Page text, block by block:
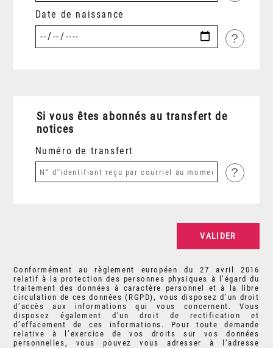
Date de naissance
?
Si vous êtes abonnés au transfert de
notices
Numéro de transfert
?
Conformément au règlement européen du 27 avril 2016
relatif à la protection des personnes physiques à l’égard du
traitement des données à caractère personnel et à la libre
circulation de ces données (RGPD), vous disposez d’un droit
d’accès aux informations qui vous concernent. Vous
disposez également d’un droit de rectification et
d’effacement de ces informations. Pour toute demande
relative à l’exercice de vos droits sur vos données
personnelles, vous pouvez vous adresser à l’adresse